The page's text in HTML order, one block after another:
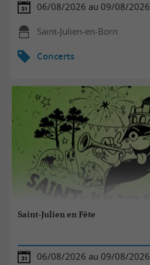
06/08/2026 au 09/08/2026
Saint-Julien-en-Born
Concerts
Saint-Julien en Fête
06/08/2026 au 09/08/2026